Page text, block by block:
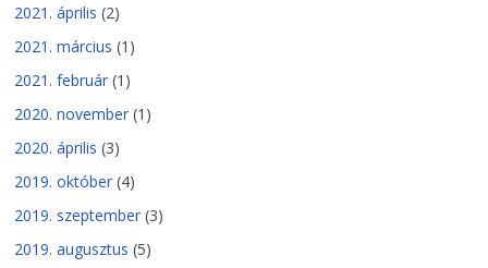
2021. április (2)
2021. március (1)
2021. február (1)
2020. november (1)
2020. április (3)
2019. október (4)
2019. szeptember (3)
2019. augusztus (5)